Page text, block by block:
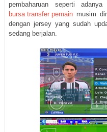
pembaharuan seperti
bursa transfer pemain musim
dengan jersey yang sudah
sedang berjalan.